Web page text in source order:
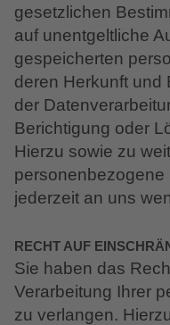
gesetzlichen
auf unentgeltliche
gespeicherten
deren Herkunft und
der
Berichtigung oder
Hierzu sowie zu
jederzeit an uns
RECHT AUF
Sie haben das
Verarbeitung Ihrer
zu verlangen.